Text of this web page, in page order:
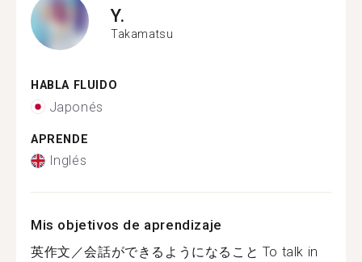
Y.
Takamatsu
HABLA FLUIDO
Japonés
APRENDE
Inglés
Mis objetivos de aprendizaje
英作文／会話ができるようになること To talk in